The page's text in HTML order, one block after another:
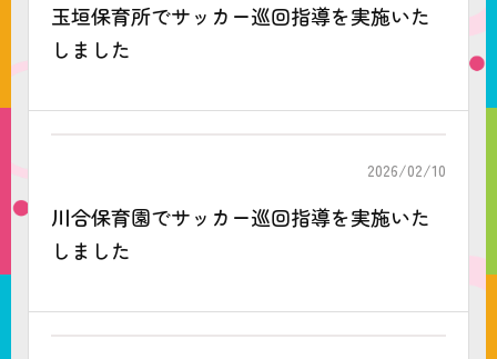
玉垣保育所でサッカー巡回指導を実施いた
しました
2026/02/10
川合保育園でサッカー巡回指導を実施いた
しました